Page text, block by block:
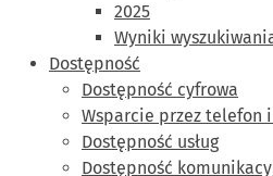
2025
Wyniki
Dostępność
Dostępność cyfrowa
Wsparcie przez telefon
Dostępność usług
Dostępność